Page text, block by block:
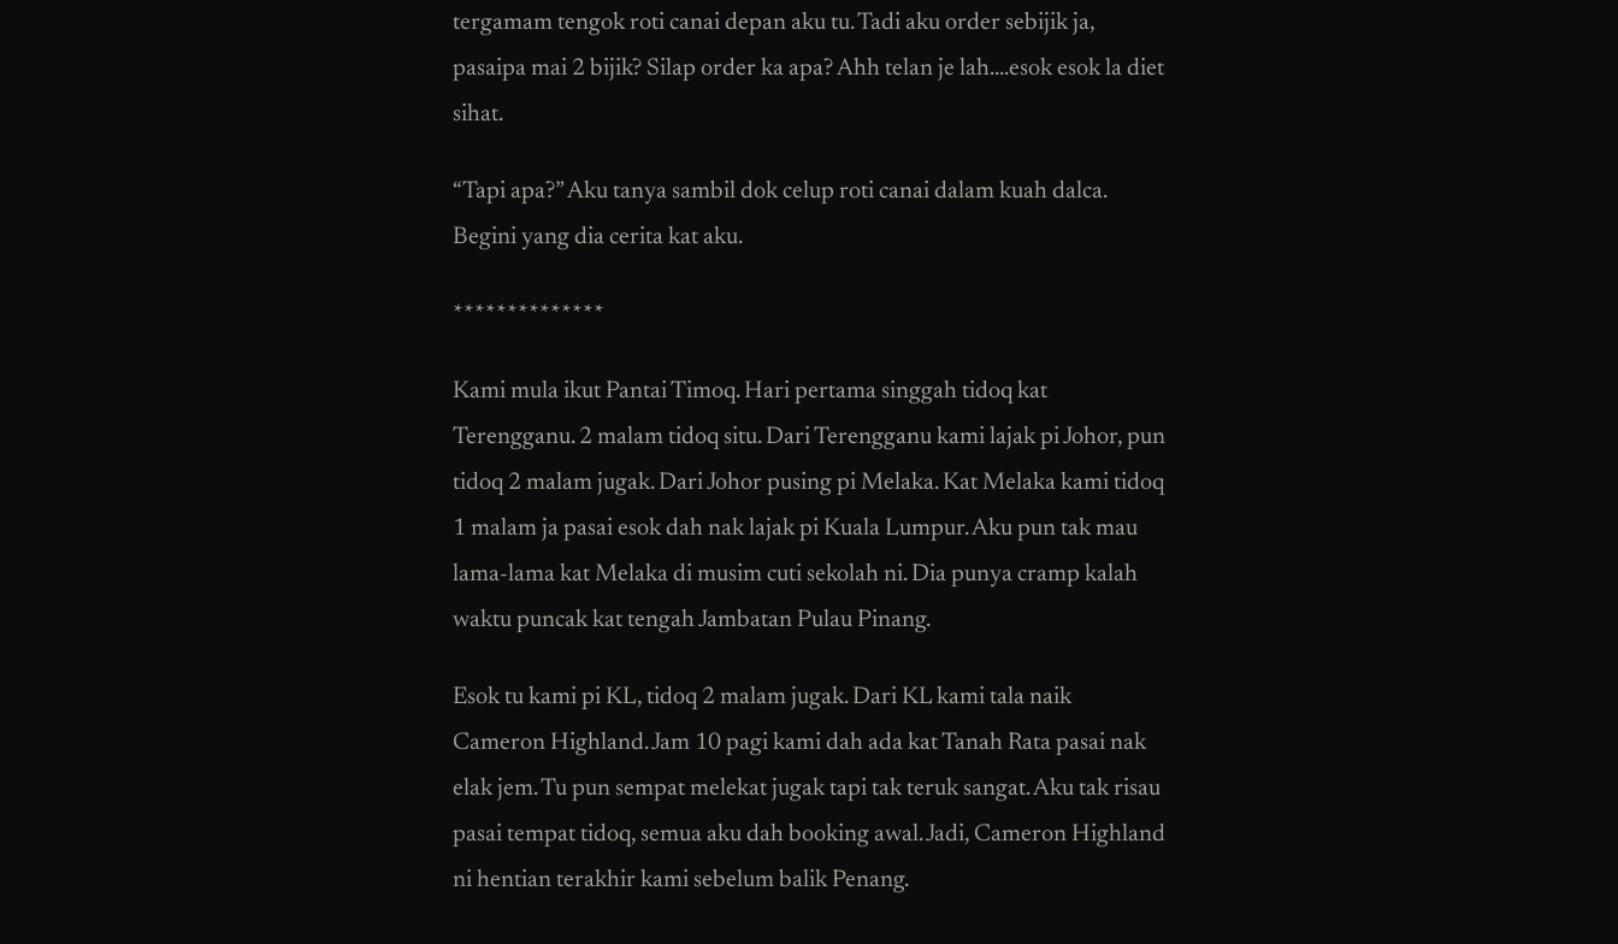
tergamam tengok roti canai depan aku tu. Tadi aku order sebijik ja,
pasaipa mai 2 bijik? Silap order ka apa? Ahh telan je lah….esok esok la diet
sihat.
“Tapi apa?” Aku tanya sambil dok celup roti canai dalam kuah dalca.
Begini yang dia cerita kat aku.
**************
Kami mula ikut Pantai Timoq. Hari pertama singgah tidoq kat
Terengganu. 2 malam tidoq situ. Dari Terengganu kami lajak pi Johor, pun
tidoq 2 malam jugak. Dari Johor pusing pi Melaka. Kat Melaka kami tidoq
1 malam ja pasai esok dah nak lajak pi Kuala Lumpur. Aku pun tak mau
lama-lama kat Melaka di musim cuti sekolah ni. Dia punya cramp kalah
waktu puncak kat tengah Jambatan Pulau Pinang.
Esok tu kami pi KL, tidoq 2 malam jugak. Dari KL kami tala naik
Cameron Highland. Jam 10 pagi kami dah ada kat Tanah Rata pasai nak
elak jem. Tu pun sempat melekat jugak tapi tak teruk sangat. Aku tak risau
pasai tempat tidoq, semua aku dah booking awal. Jadi, Cameron Highland
ni hentian terakhir kami sebelum balik Penang.